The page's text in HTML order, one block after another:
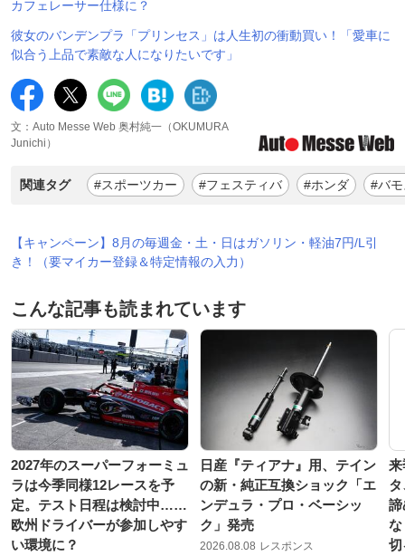
カフェレーサー仕様に？
彼女のバンデンプラ「プリンセス」は人生初の衝動買い！「愛車に
似合う上品で素敵な人になりたいです」
文：Auto Messe Web 奥村純一（OKUMURA
Junichi）
関連タグ #スポーツカー #フェスティバ #ホンダ #バ
【キャンペーン】8月の毎週金・土・日はガソリン・軽油7円/L引
き！（要マイカー登録＆特定情報の入力）
こんな記事も読まれています
2027年のスーパーフォーミュ
ラは今季同様12レースを予
定。テスト日程は検討中……
欧州ドライバーが参加しやす
い環境に？
日産『ティアナ』用、テイン
の新・純正互換ショック「エ
ンデュラ・プロ・ベーシッ
ク」発売
2026.08.08 レスポンス
来
諦
な
切